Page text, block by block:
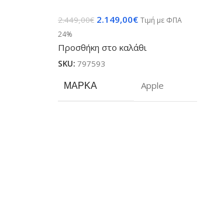
2.449,00€ 2.149,00€ Τιμή με ΦΠΑ
24%
Προσθήκη στο καλάθι
SKU: 797593
ΜΆΡΚΑ Apple